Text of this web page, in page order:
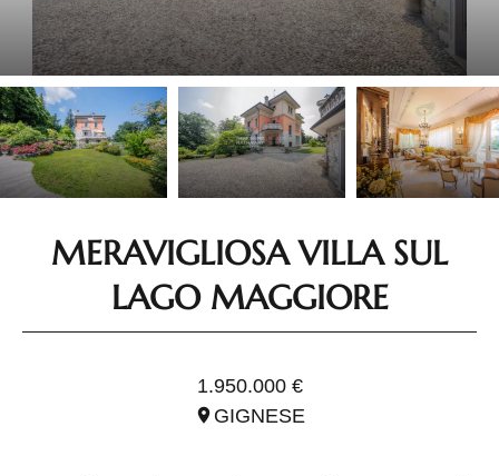
MERAVIGLIOSA VILLA SUL
LAGO MAGGIORE
1.950.000 €
GIGNESE